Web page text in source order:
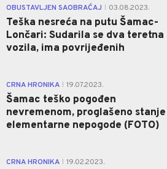
OBUSTAVLJEN SAOBRAĆAJ 03.08.2023.
Teška nesreća na putu Šamac-
Lončari: Sudarila se dva teretna
vozila, ima povrijeđenih
CRNA HRONIKA 19.07.2023.
Šamac teško pogođen
nevremenom, proglašeno stanje
elementarne nepogode (FOTO)
CRNA HRONIKA 19.02.2023.